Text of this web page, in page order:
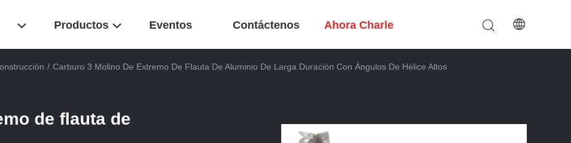
Productos Eventos Contáctenos Ahora Charle
/ Carburo 3 Molino De Extremo De Flauta De Aluminio De Larga Duración Con Ángulos De Hélice Altos
de flauta de